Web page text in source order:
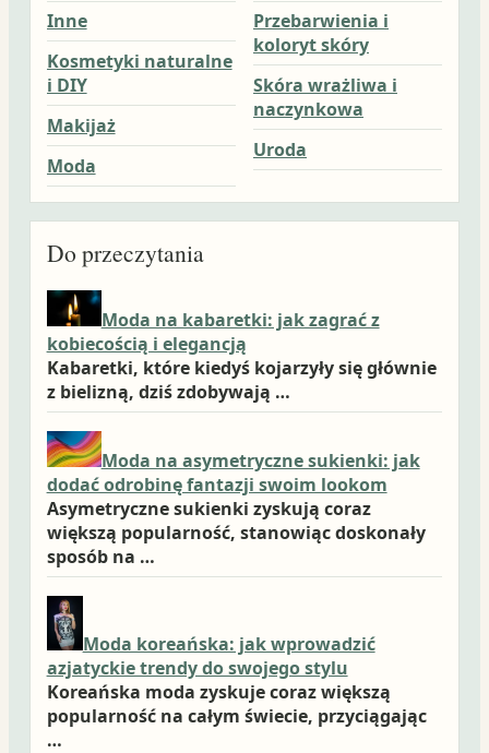
Inne
Kosmetyki naturalne
i DIY
Makijaż
Moda
Przebarwienia i
koloryt skóry
Skóra wrażliwa i
naczynkowa
Uroda
Do przeczytania
Moda na kabaretki: jak zagrać z
kobiecością i elegancją
Kabaretki, które kiedyś kojarzyły się głównie
z bielizną, dziś zdobywają …
Moda na asymetryczne sukienki: jak
dodać odrobinę fantazji swoim lookom
Asymetryczne sukienki zyskują coraz
większą popularność, stanowiąc doskonały
sposób na …
Moda koreańska: jak wprowadzić
azjatyckie trendy do swojego stylu
Koreańska moda zyskuje coraz większą
popularność na całym świecie, przyciągając
…